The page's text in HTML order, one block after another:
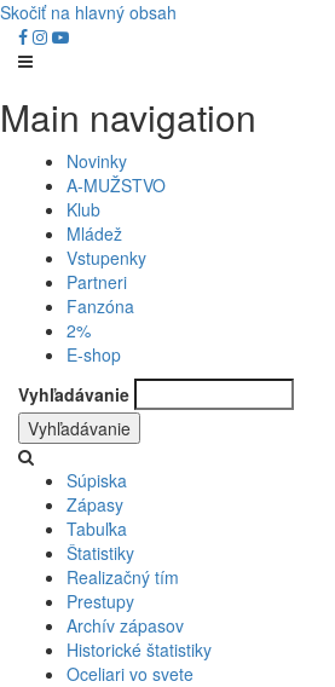
Skočiť na hlavný obsah
Main navigation
Novinky
A-MUŽSTVO
Klub
Mládež
Vstupenky
Partneri
Fanzóna
2%
E-shop
Vyhľadávanie
Súpiska
Zápasy
Tabuľka
Štatistiky
Realizačný tím
Prestupy
Archív zápasov
Historické štatistiky
Oceliari vo svete